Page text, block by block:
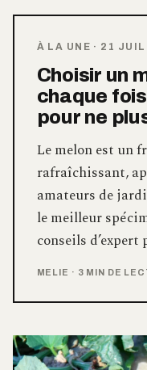
À LA UNE · 21 JUIL
Choisir un
chaque
pour ne
Le melon est un
rafraîchissant,
amateurs de
le meilleur
conseils d’expert
MELIE · 3 MIN DE